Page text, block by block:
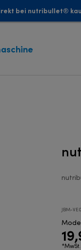
bei nutribullet®
JBM-
Modell